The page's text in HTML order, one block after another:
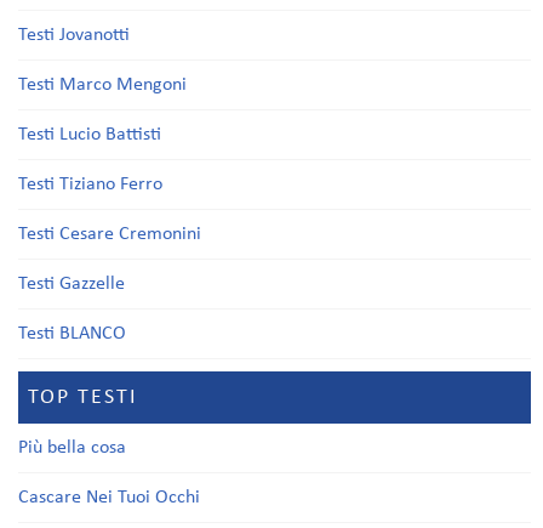
Testi Jovanotti
Testi Marco Mengoni
Testi Lucio Battisti
Testi Tiziano Ferro
Testi Cesare Cremonini
Testi Gazzelle
Testi BLANCO
TOP TESTI
Più bella cosa
Cascare Nei Tuoi Occhi